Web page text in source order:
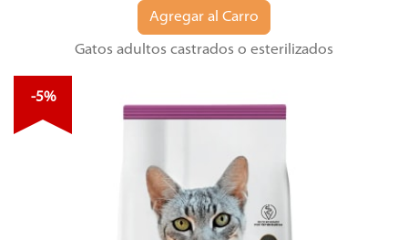
Agregar al Carro
Gatos adultos castrados o esterilizados
-5%